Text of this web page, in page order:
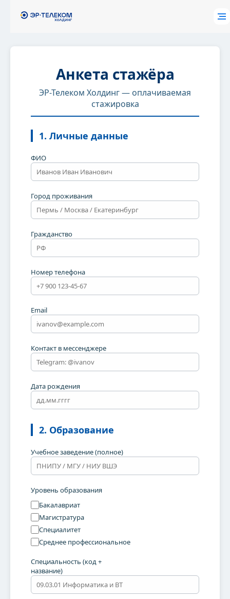
Анкета стажёра
ЭР-Телеком Холдинг — оплачиваемая
стажировка
1. Личные данные
ФИО
Город проживания
Гражданство
Номер телефона
Email
Контакт в мессенджере
Дата рождения
2. Образование
Учебное заведение (полное)
Уровень образования
Бакалавриат
Магистратура
Специалитет
Среднее профессиональное
Специальность (код +
название)